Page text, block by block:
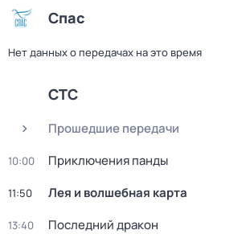
Спас
Нет данных о передачах на это время
СТС
Прошедшие передачи
10:00 Приключения панды
11:50 Лея и волшебная карта
13:40 Последний дракон